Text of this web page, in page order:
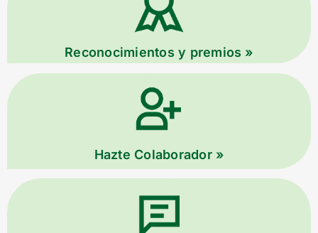
Reconocimientos y premios »
Hazte Colaborador »